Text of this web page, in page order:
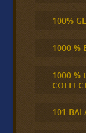
100%
1000 %
1000 %
101